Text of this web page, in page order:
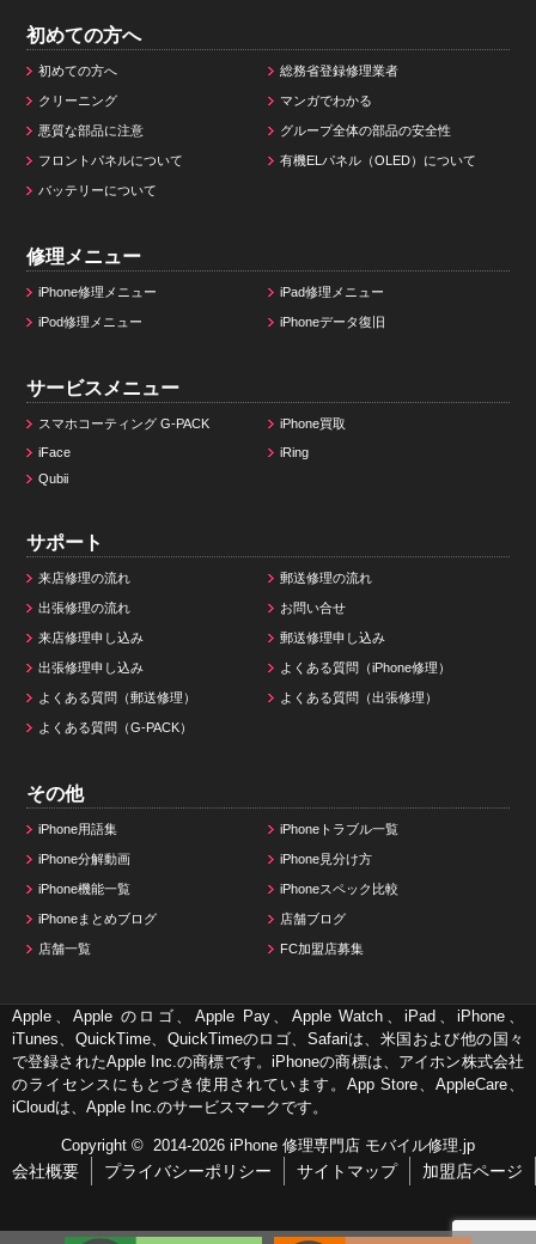
初めての方へ
初めての方へ 総務省登録修理業者
クリーニング マンガでわかる
悪質な部品に注意 グループ全体の部品の安全性
フロントパネルについて 有機ELパネル（OLED）について
バッテリーについて
修理メニュー
iPhone修理メニュー iPad修理メニュー
iPod修理メニュー iPhoneデータ復旧
サービスメニュー
スマホコーティング G-PACK
iPhone買取
iFace
iRing
Qubii
サポート
来店修理の流れ 郵送修理の流れ
出張修理の流れ お問い合せ
来店修理申し込み 郵送修理申し込み
出張修理申し込み よくある質問（iPhone修理）
よくある質問（郵送修理） よくある質問（出張修理）
よくある質問（G-PACK）
その他
iPhone用語集 iPhoneトラブル一覧
iPhone分解動画 iPhone見分け方
iPhone機能一覧 iPhoneスペック比較
iPhoneまとめブログ 店舗ブログ
店舗一覧 FC加盟店募集
Apple、Apple のロゴ、Apple Pay、Apple Watch、iPad、iPhone、
iTunes、QuickTime、QuickTimeのロゴ、Safariは、米国および他の国々
で登録されたApple Inc.の商標です。iPhoneの商標は、アイホン株式会社
のライセンスにもとづき使用されています。App Store、AppleCare、
iCloudは、Apple Inc.のサービスマークです。
Copyright © 2014-2026 iPhone 修理専門店 モバイル修理.jp
会社概要 プライバシーポリシー サイトマップ 加盟店ページ